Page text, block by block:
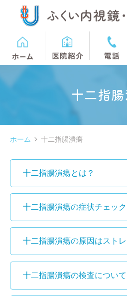
十二指
ホーム 十二指腸潰瘍
十二指腸潰瘍とは？
十二指腸潰瘍の症状チェック
十二指腸潰瘍の原因はストレ
十二指腸潰瘍の検査について